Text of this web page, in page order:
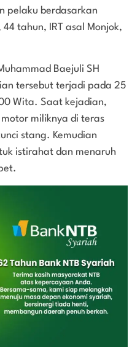
pelaku berdasarkan
tahun, IRT asal Monjok,
Baejuli SH
tersebut terjadi pada 25
Wita. Saat kejadian,
miliknya di teras
stang. Kemudian
istirahat dan menaruh